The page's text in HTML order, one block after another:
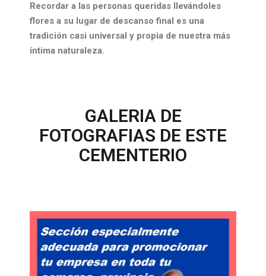
Recordar a las personas queridas llevándoles
flores a su lugar de descanso final es una
tradición casi universal y propia de nuestra más
íntima naturaleza.
GALERIA DE
FOTOGRAFIAS DE ESTE
CEMENTERIO